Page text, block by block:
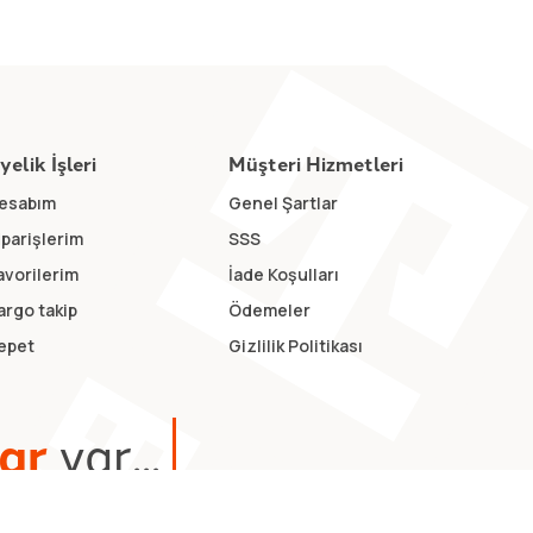
İşleri
takip
Müşteri Hizmetleri
Genel Şartlar
SSS
İade Koşulları
Ödemeler
Gizlilik Politikası
arvar...